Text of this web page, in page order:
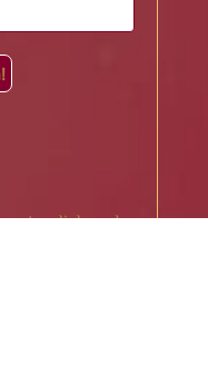
vertraulich und